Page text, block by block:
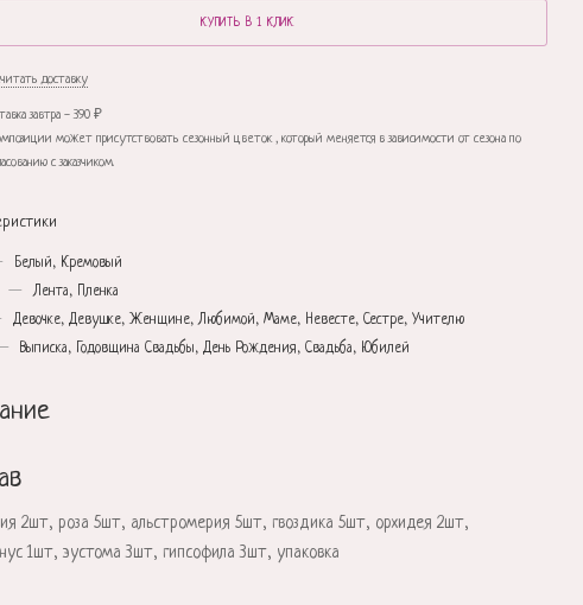
КУПИТЬ В 1 КЛИК
доставку
завтра - 390 ₽
может присутствовать сезонный цветок , который меняется в зависимости от сезона по
с заказчиком.
Белый, Кремовый
—
Лента, Пленка
Девочке, Девушке, Женщине, Любимой, Маме, Невесте, Сестре, Учителю
Выписка, Годовщина Свадьбы, День Рождения, Свадьба, Юбилей
2шт, роза 5шт, альстромерия 5шт, гвоздика 5шт, орхидея 2шт,
1шт, эустома 3шт, гипсофила 3шт, упаковка